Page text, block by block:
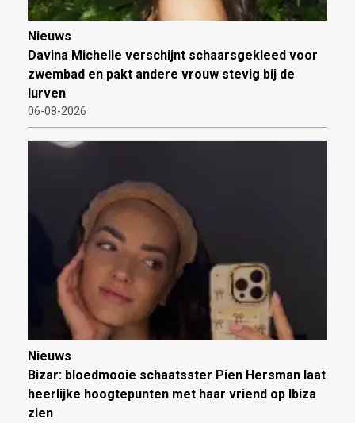
Nieuws
Davina Michelle verschijnt schaarsgekleed voor
zwembad en pakt andere vrouw stevig bij de
lurven
06-08-2026
Nieuws
Bizar: bloedmooie schaatsster Pien Hersman laat
heerlijke hoogtepunten met haar vriend op Ibiza
zien